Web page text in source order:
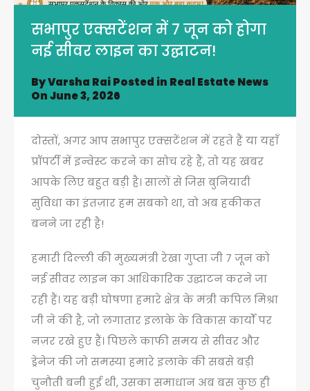
सभापुर एक्सटेंशन में 7 जून को होगा
नई सीवर लाइन का उद्घाटन!
ByVarsha RaiPosted in Real Estate News
OnJune 3, 2026
दोस्तों, अगर आप सभापुर एक्सटेंशन में रहते हैं या यहाँ
प्रॉपर्टी में इन्वेस्ट करने का सोच रहे हैं, तो यह खबर
आपके लिए बहुत बड़ी है। सालों से जिस बुनियादी
सुविधा का इंतज़ार हम सबको था, वो अब हकीकत
बनने जा रही है!
हमारी दिल्ली की मुख्यमंत्री रेखा गुप्ता जी 7 जून को
नई सीवर लाइन का आधिकारिक उद्घाटन करने जा
रही हैं। यह बड़ी घोषणा हमारे क्षेत्र के मंत्री कपिल मिश्रा
जी ने की है, जो लगातार इलाके के विकास कार्यों पर
नज़र रखे हुए हैं। पिछले काफी समय से सीवर और
ड्रेनेज की जो समस्या हमारे इलाके की सबसे बड़ी
चुनौती बनी हुई थी, उसका समाधान अब बस कुछ ही